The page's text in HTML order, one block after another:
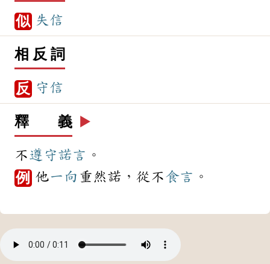
似 失信
相 反 詞
反 守信
釋 義 ▶️
不遵守諾言 。
例 他一向 重然諾，從不食言 。